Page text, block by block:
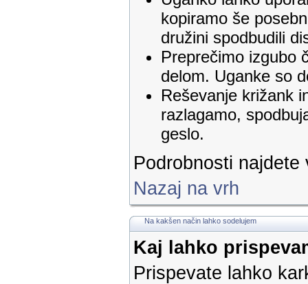
kopiramo še
družini spodbudili
Preprečimo izgubo
delom. Uganke so
Reševanje križank
razlagamo,
geslo.
Podrobnosti
Nazaj na vrh
Na kakšen način lahko sodelujem
Kaj lahko
Prispevate lahko